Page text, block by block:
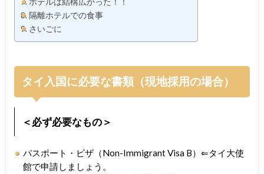
隔離ホテルでの食事
さいごに
タイ入国に必要な書類（現地採用の場合）
＜必ず必要なもの＞
パスポート・ビザ（Non-Immigrant Visa B）⇐タイ大使
館で申請しましょう。